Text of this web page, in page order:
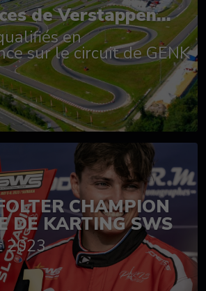
de Verstappen...
en
sur le circuit de GENK
CHAMPION
DE KARTING SWS
2023